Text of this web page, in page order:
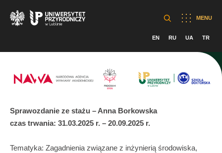
MENU
EN RU UA TR
Sprawozdanie ze stażu – Anna Borkowska
czas trwania: 31.03.2025 r. – 20.09.2025 r.
Tematyka: Zagadnienia związane z inżynierią środowiska,